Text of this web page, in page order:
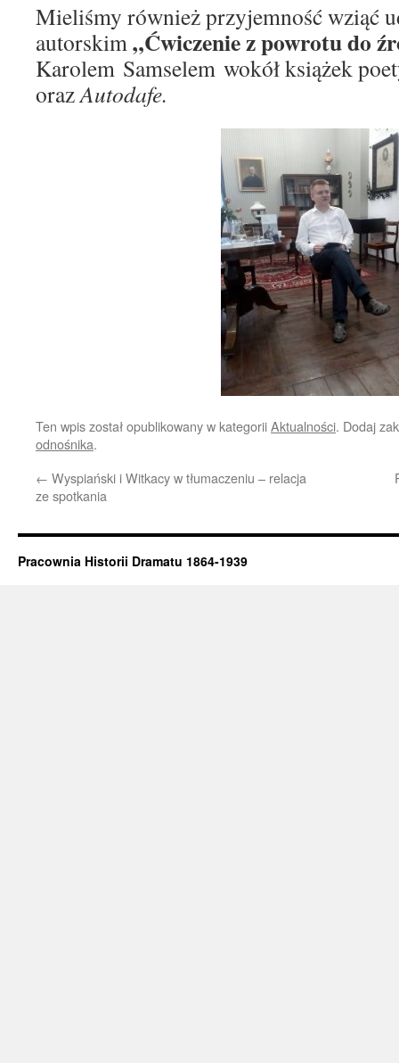
Mieliśmy również przyjemność wziąć
autorskim„Ćwiczenie z powrotu do
Karolem Samselem wokół książek
orazAutodafe.
Ten wpis został opublikowany w kategoriiAktualności. Dodaj
odnośnika.
← Wyspiański i Witkacy w tłumaczeniu – relacja
ze spotkania
Pracownia Historii Dramatu 1864-1939